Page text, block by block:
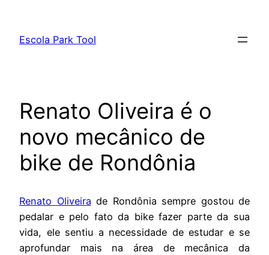
Escola Park Tool
Renato Oliveira é o
novo mecânico de
bike de Rondônia
Renato Oliveira de Rondônia sempre gostou de
pedalar e pelo fato da bike fazer parte da sua
vida, ele sentiu a necessidade de estudar e se
aprofundar mais na área de mecânica da